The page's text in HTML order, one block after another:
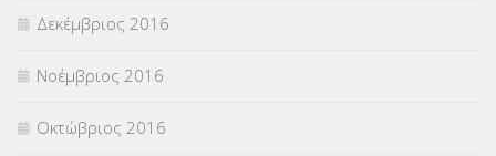
Δεκέμβριος 2016
Νοέμβριος 2016
Οκτώβριος 2016